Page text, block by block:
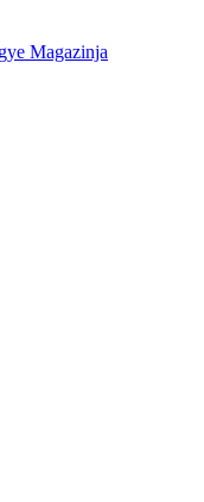
Magazinja